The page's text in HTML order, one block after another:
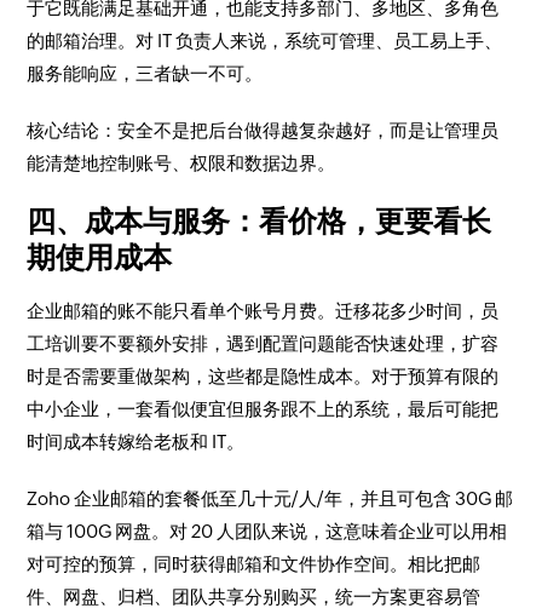
于它既能满足基础开通，也能支持多部门、多地区、多角色
的邮箱治理。对 IT 负责人来说，系统可管理、员工易上手、
服务能响应，三者缺一不可。
核心结论：安全不是把后台做得越复杂越好，而是让管理员
能清楚地控制账号、权限和数据边界。
四、成本与服务：看价格，更要看长
期使用成本
企业邮箱的账不能只看单个账号月费。迁移花多少时间，员
工培训要不要额外安排，遇到配置问题能否快速处理，扩容
时是否需要重做架构，这些都是隐性成本。对于预算有限的
中小企业，一套看似便宜但服务跟不上的系统，最后可能把
时间成本转嫁给老板和 IT。
Zoho 企业邮箱的套餐低至几十元/人/年，并且可包含 30G 邮
箱与 100G 网盘。对 20 人团队来说，这意味着企业可以用相
对可控的预算，同时获得邮箱和文件协作空间。相比把邮
件、网盘、归档、团队共享分别购买，统一方案更容易管